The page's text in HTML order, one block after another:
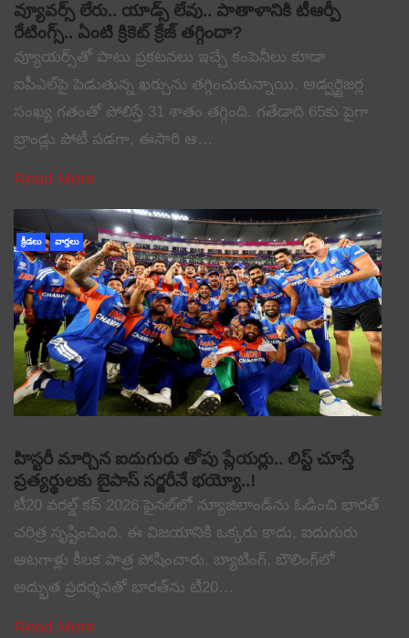
వ్యూవర్స్ లేరు.. యాడ్స్ లేవు.. పాతాళానికి టీఆర్పీ
రేటింగ్స్.. ఏంటి క్రికెట్ క్రేజ్ తగ్గిందా?
వ్యూయర్స్‌తో పాటు ప్రకటనలు ఇచ్చే కంపెనీలు కూడా
ఐపీఎల్‌పై పెడుతున్న ఖర్చును తగ్గించుకున్నాయి. అడ్వర్టైజర్ల
సంఖ్య గతంతో పోలిస్తే 31 శాతం తగ్గింది. గతేడాది 65కు పైగా
బ్రాండ్లు పోటీ పడగా, ఈసారి ఆ…
Read More
క్రీడలు వార్తలు
హిస్టరీ మార్చిన ఐదుగురు తోపు ప్లేయర్లు.. లిస్ట్ చూస్తే
ప్రత్యర్థులకు బైపాస్ సర్జరీనే భయ్యో..!
టీ20 వరల్డ్ కప్ 2026 ఫైనల్‌లో న్యూజిలాండ్‌ను ఓడించి భారత్
చరిత్ర సృష్టించింది. ఈ విజయానికి ఒక్కరు కాదు, ఐదుగురు
ఆటగాళ్లు కీలక పాత్ర పోషించారు. బ్యాటింగ్, బౌలింగ్‌లో
అద్భుత ప్రదర్శనతో భారత్‌ను టీ20…
Read More